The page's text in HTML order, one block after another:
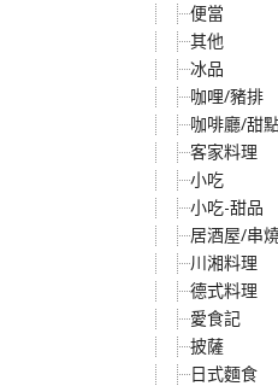
便當
其他
冰品
咖哩/豬排
咖啡廳/甜
客家料理
小吃
小吃-甜品
居酒屋/串
川湘料理
德式料理
愛食記
披薩
日式麵食